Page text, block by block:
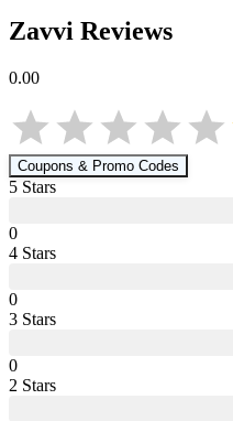
Zavvi Reviews
0.00
Coupons & Promo Codes
5 Stars
0
4 Stars
0
3 Stars
0
2 Stars